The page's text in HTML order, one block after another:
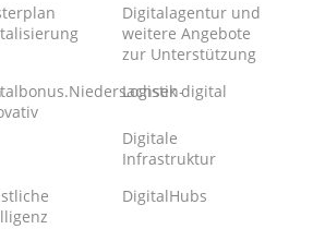
Digitalagentur und
weitere Angebote
zur Unterstützung
Logistik digital
Digitale
Infrastruktur
DigitalHubs